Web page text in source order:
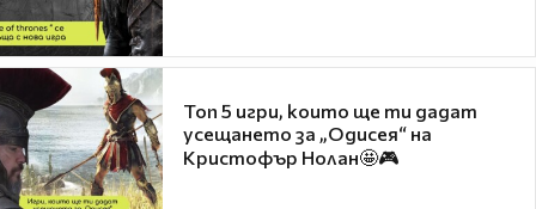
Топ 5 игри, които ще ти дадат
усещането за „Одисея“ на
Кристофър Нолан🤩🎮